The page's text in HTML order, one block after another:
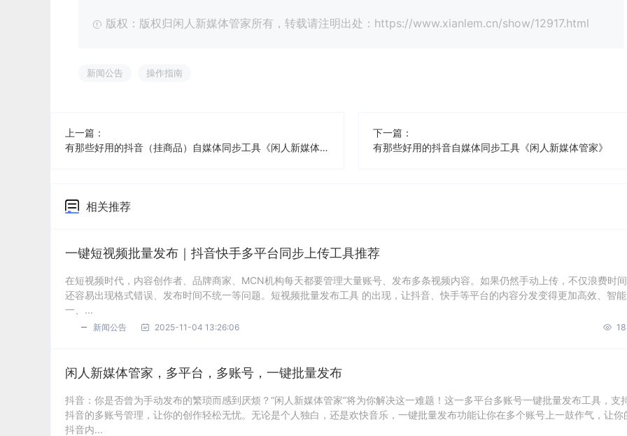
版权：版权归闲人新媒体管家所有，转载请注明出处：https://www.xianlem.cn/show/12917.html
新闻公告 操作指南
上一篇：
有那些好用的抖音（挂商品）自媒体同步工具《闲人新媒体管家》
下一篇：
有那些好用的抖音自媒体同步工具《闲人新媒体管家》
相关推荐
一键短视频批量发布｜抖音快手多平台同步上传工具推荐
在短视频时代，内容创作者、品牌商家、MCN机构每天都要管理大量账号、发布多条视频内容。如果仍然手动上传，不仅浪费时
还容易出现格式错误、发布时间不统一等问题。短视频批量发布工具 的出现，让抖音、快手等平台的内容分发变得更加高效、智
一、...
新闻公告 2025-11-04 13:26:06
闲人新媒体管家，多平台，多账号，一键批量发布
抖音：你是否曾为手动发布的繁琐而感到厌烦？“闲人新媒体管家”将为你解决这一难题！这一多平台多账号一键批量发布工具，支
抖音的多账号管理，让你的创作轻松无忧。无论是个人独白，还是欢快音乐，一键批量发布功能让你在多个账号上一鼓作气，让你
抖音内...